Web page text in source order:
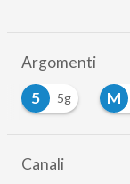
Argomenti
5
5g M
Canali